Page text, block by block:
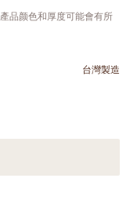
品颜色和厚度可能會有所
台灣製造